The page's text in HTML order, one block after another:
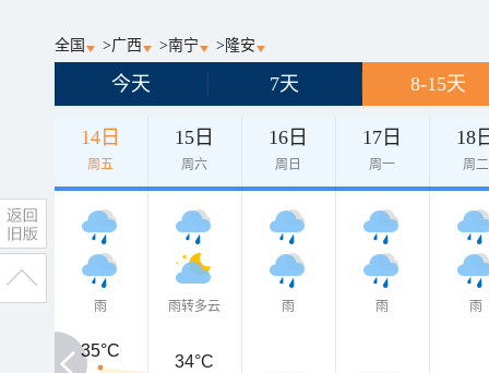
全国 >广西 >南宁 > 隆安
今天 7天 8-15天
14日
周五
15日
周六
16日
周日
17日
周一
18
周二
雨 雨转多云 雨 雨 雨
35°C
35°C
34°C